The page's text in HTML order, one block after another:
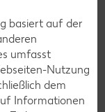
basiert auf der
umfasst
Nutzung
dem
Informationen